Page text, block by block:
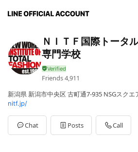
ＮＩＴＦ国際トータ
専門学校
Friends4,911
新潟県 新潟市中央区 古町通7-935 NSGスクエ
nitf.jp/
Chat Posts Call